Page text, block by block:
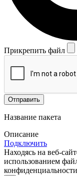
Прикрепить файл
Отправить
Название пакета
Описание
Подключить
Находясь на веб-
использованием
конфиденциальности